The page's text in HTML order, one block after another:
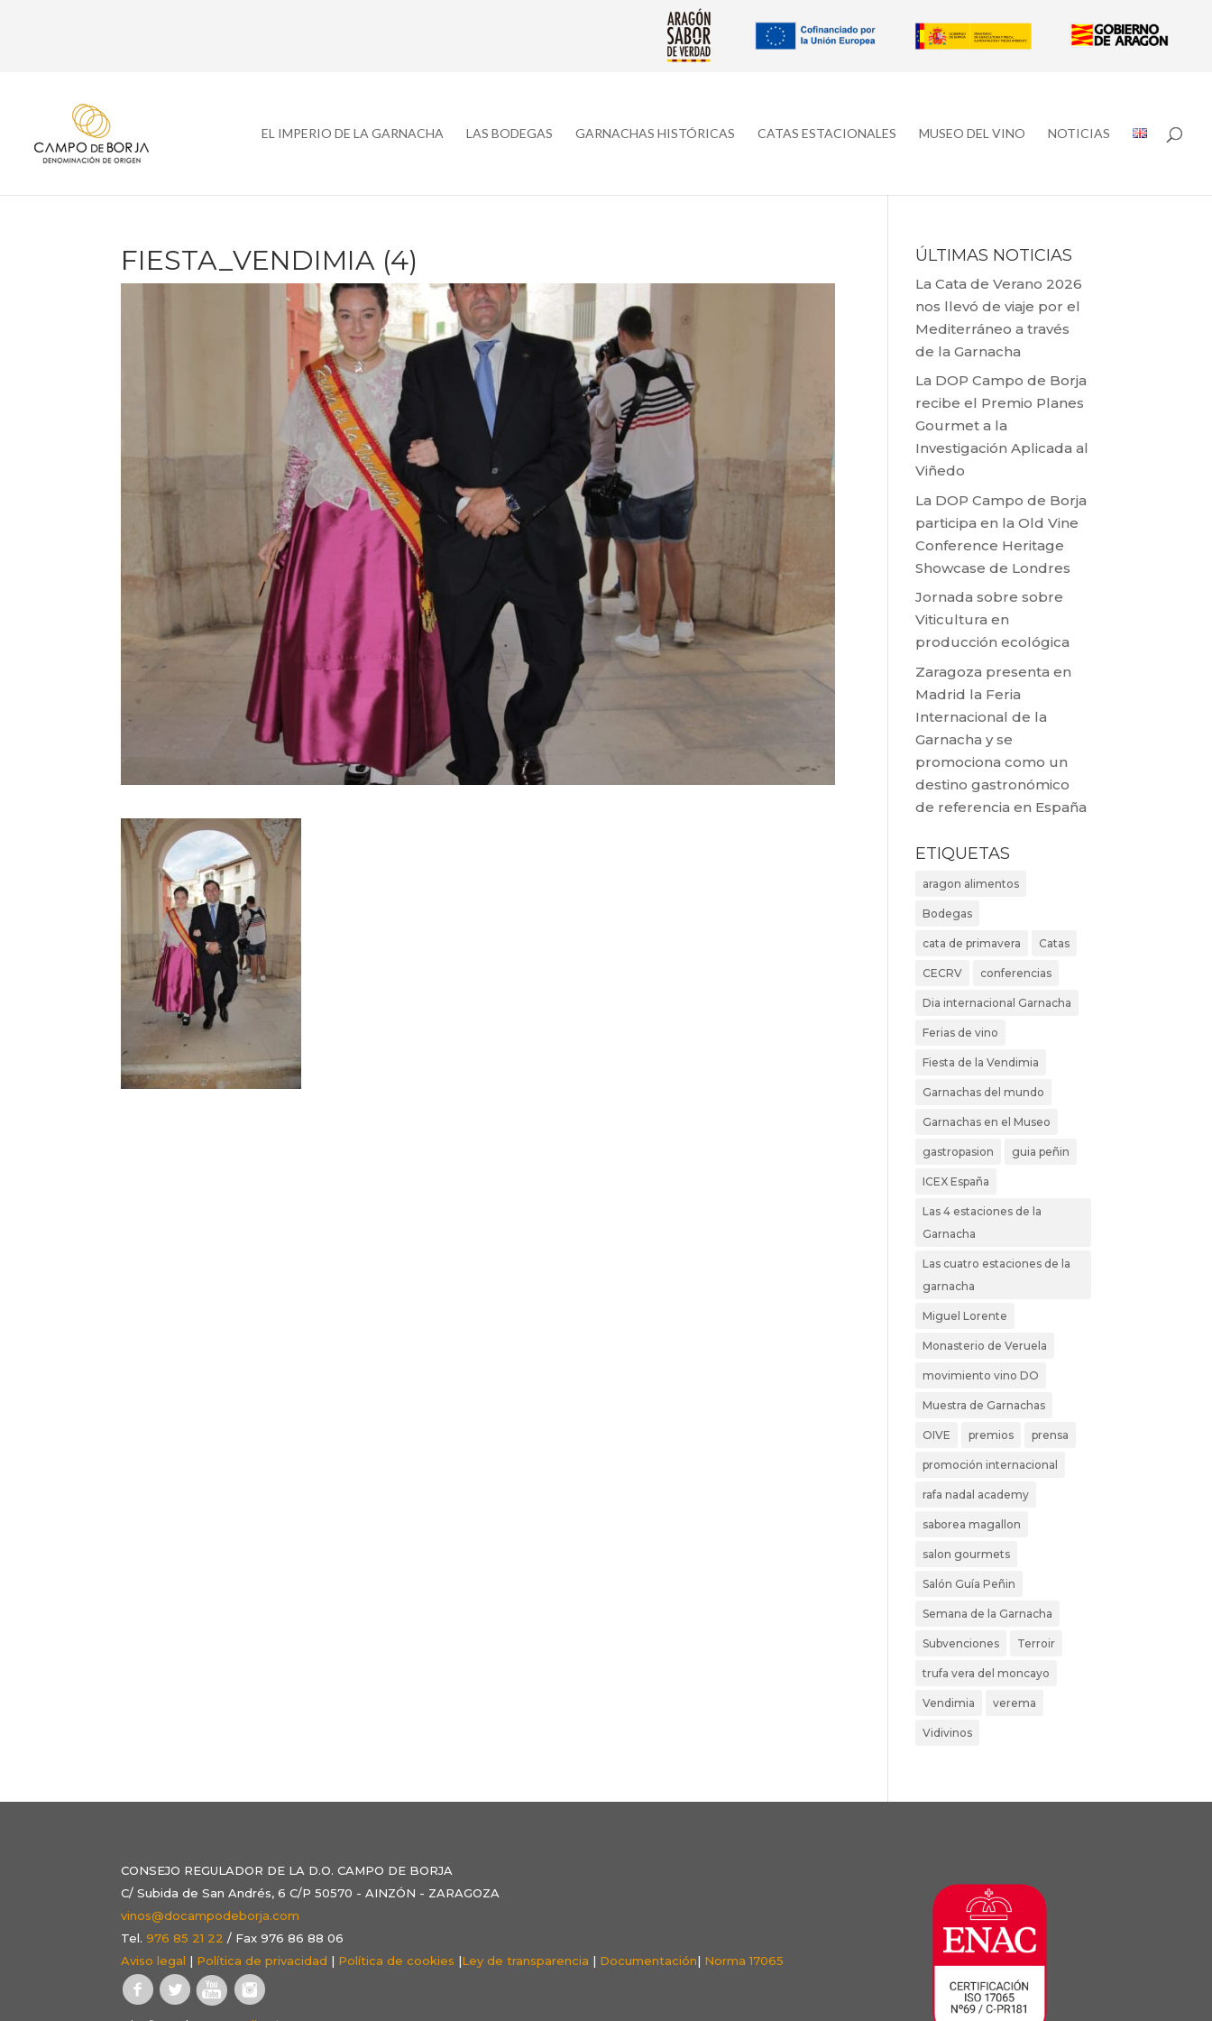
EL IMPERIO DE LA GARNACHA LAS BODEGAS GARNACHAS HISTÓRICAS CATAS ESTACIONALES MUSEO DEL VINO NOTICIAS
FIESTA_VENDIMIA (4) ÚLTIMAS NOTICIAS
La Cata de Verano 2026
nos llevó de viaje por el
Mediterráneo a través
de la Garnacha
La DOP Campo de Borja
recibe el Premio Planes
Gourmet a la
Investigación Aplicada al
Viñedo
La DOP Campo de Borja
participa en la Old Vine
Conference Heritage
Showcase de Londres
Jornada sobre sobre
Viticultura en
producción ecológica
Zaragoza presenta en
Madrid la Feria
Internacional de la
Garnacha y se
promociona como un
destino gastronómico
de referencia en España
ETIQUETAS
aragon alimentos
Bodegas
cata de primavera Catas
CECRV conferencias
Dia internacional Garnacha
Ferias de vino
Fiesta de la Vendimia
Garnachas del mundo
Garnachas en el Museo
gastropasion guia peñin
ICEX España
Las 4 estaciones de la
Garnacha
Las cuatro estaciones de la
garnacha
Miguel Lorente
Monasterio de Veruela
movimiento vino DO
Muestra de Garnachas
OIVE premios prensa
promoción internacional
rafa nadal academy
saborea magallon
salon gourmets
Salón Guía Peñin
Semana de la Garnacha
Subvenciones Terroir
trufa vera del moncayo
Vendimia verema
Vidivinos
CONSEJO REGULADOR DE LA D.O. CAMPO DE BORJA
C/ Subida de San Andrés, 6 C/P 50570 - AINZÓN - ZARAGOZA
vinos@docampodeborja.com
Tel.976 85 21 22 / Fax 976 86 88 06
Aviso legal | Política de privacidad | Política de cookies |Ley de transparencia | Documentación| Norma 17065